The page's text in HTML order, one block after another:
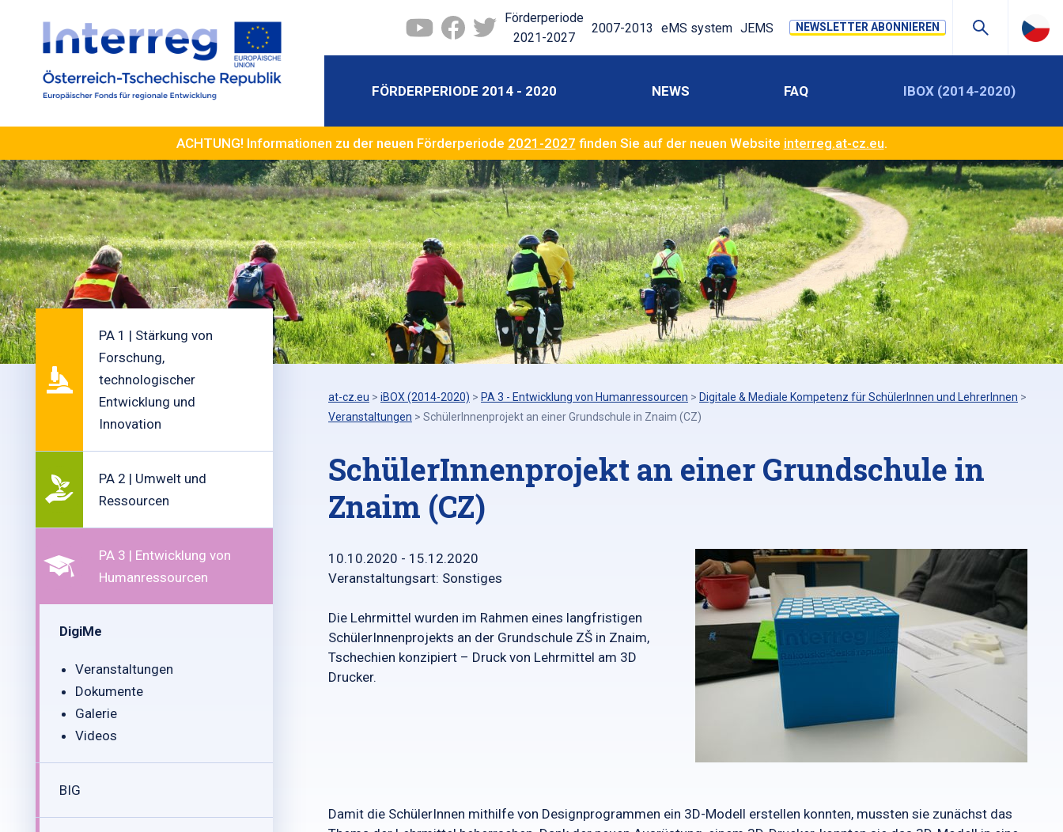
Förderperiode
2021-2027
2007-2013 eMS system JEMS NEWSLETTER ABONNIEREN
FÖRDERPERIODE 2014 - 2020 NEWS FAQ IBOX (2014-2020)
ACHTUNG! Informationen zu der neuen Förderperiode 2021-2027 finden Sie auf der neuen Website interreg.at-cz.eu.
PA 1 | Stärkung von
Forschung,
technologischer
Entwicklung und
Innovation
PA 2 | Umwelt und
Ressourcen
PA 3 | Entwicklung von
Humanressourcen
DigiMe
Veranstaltungen
Dokumente
Galerie
Videos
BIG
at-cz.eu > iBOX (2014-2020) > PA 3 - Entwicklung von Humanressourcen > Digitale & Mediale Kompetenz für SchülerInnen und LehrerInnen >
Veranstaltungen > SchülerInnenprojekt an einer Grundschule in Znaim (CZ)
SchülerInnenprojekt an einer Grundschule in
Znaim (CZ)
10.10.2020 - 15.12.2020
Veranstaltungsart: Sonstiges
Die Lehrmittel wurden im Rahmen eines langfristigen
SchülerInnenprojekts an der Grundschule ZŠ in Znaim,
Tschechien konzipiert – Druck von Lehrmittel am 3D
Drucker.
Damit die SchülerInnen mithilfe von Designprogrammen ein 3D-Modell erstellen konnten, mussten sie zunächst das